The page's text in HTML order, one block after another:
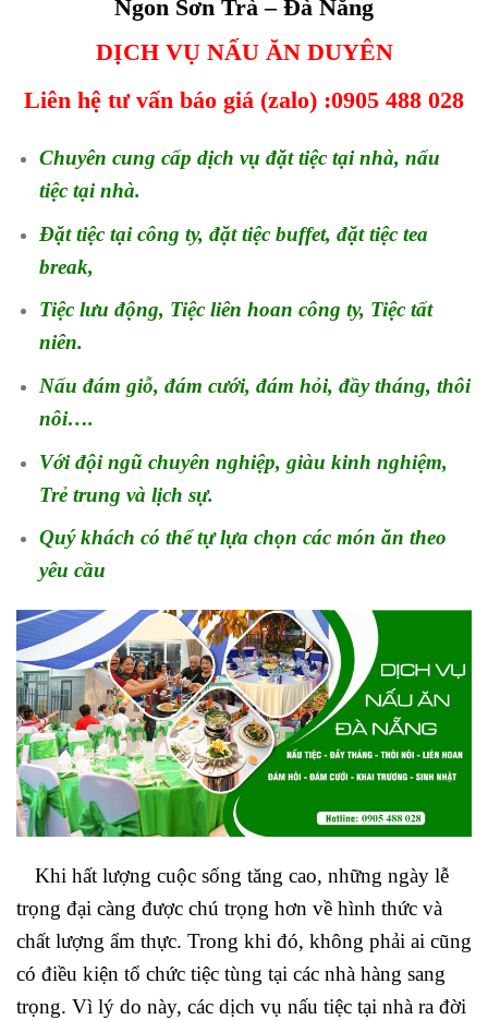
Ngon Sơn Trà – Đà Nẵng
DỊCH VỤ NẤU ĂN DUYÊN
Liên hệ tư vấn báo giá (zalo) :0905 488 028
Chuyên cung cấp dịch vụ đặt tiệc tại nhà, nấu
tiệc tại nhà.
Đặt tiệc tại công ty, đặt tiệc buffet, đặt tiệc tea
break,
Tiệc lưu động, Tiệc liên hoan công ty, Tiệc tất
niên.
Nấu đám giỗ, đám cưới, đám hỏi, đầy tháng, thôi
nôi….
Với đội ngũ chuyên nghiệp, giàu kinh nghiệm,
Trẻ trung và lịch sự.
Quý khách có thể tự lựa chọn các món ăn theo
yêu cầu
Khi hất lượng cuộc sống tăng cao, những ngày lễ
trọng đại càng được chú trọng hơn về hình thức và
chất lượng ẩm thực. Trong khi đó, không phải ai cũng
có điều kiện tổ chức tiệc tùng tại các nhà hàng sang
trọng. Vì lý do này, các dịch vụ nấu tiệc tại nhà ra đời